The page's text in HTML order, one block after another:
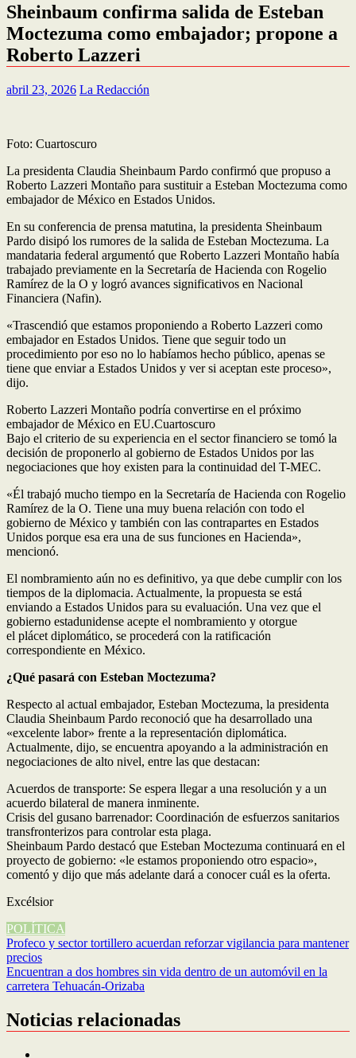
Sheinbaum confirma salida de Esteban
Moctezuma como embajador; propone a
Roberto Lazzeri
abril 23, 2026 La Redacción
Foto: Cuartoscuro
La presidenta Claudia Sheinbaum Pardo confirmó que propuso a
Roberto Lazzeri Montaño para sustituir a Esteban Moctezuma como
embajador de México en Estados Unidos.
En su conferencia de prensa matutina, la presidenta Sheinbaum
Pardo disipó los rumores de la salida de Esteban Moctezuma. La
mandataria federal argumentó que Roberto Lazzeri Montaño había
trabajado previamente en la Secretaría de Hacienda con Rogelio
Ramírez de la O y logró avances significativos en Nacional
Financiera (Nafin).
«Trascendió que estamos proponiendo a Roberto Lazzeri como
embajador en Estados Unidos. Tiene que seguir todo un
procedimiento por eso no lo habíamos hecho público, apenas se
tiene que enviar a Estados Unidos y ver si aceptan este proceso»,
dijo.
Roberto Lazzeri Montaño podría convertirse en el próximo
embajador de México en EU.Cuartoscuro
Bajo el criterio de su experiencia en el sector financiero se tomó la
decisión de proponerlo al gobierno de Estados Unidos por las
negociaciones que hoy existen para la continuidad del T-MEC.
«Él trabajó mucho tiempo en la Secretaría de Hacienda con Rogelio
Ramírez de la O. Tiene una muy buena relación con todo el
gobierno de México y también con las contrapartes en Estados
Unidos porque esa era una de sus funciones en Hacienda»,
mencionó.
El nombramiento aún no es definitivo, ya que debe cumplir con los
tiempos de la diplomacia. Actualmente, la propuesta se está
enviando a Estados Unidos para su evaluación. Una vez que el
gobierno estadunidense acepte el nombramiento y otorgue
el plácet diplomático, se procederá con la ratificación
correspondiente en México.
¿Qué pasará con Esteban Moctezuma?
Respecto al actual embajador, Esteban Moctezuma, la presidenta
Claudia Sheinbaum Pardo reconoció que ha desarrollado una
«excelente labor» frente a la representación diplomática.
Actualmente, dijo, se encuentra apoyando a la administración en
negociaciones de alto nivel, entre las que destacan:
Acuerdos de transporte: Se espera llegar a una resolución y a un
acuerdo bilateral de manera inminente.
Crisis del gusano barrenador: Coordinación de esfuerzos sanitarios
transfronterizos para controlar esta plaga.
Sheinbaum Pardo destacó que Esteban Moctezuma continuará en el
proyecto de gobierno: «le estamos proponiendo otro espacio»,
comentó y dijo que más adelante dará a conocer cuál es la oferta.
Excélsior
POLÍTICA
Navegación
de
entradas
Profeco y sector tortillero acuerdan reforzar vigilancia para mantener
precios
Encuentran a dos hombres sin vida dentro de un automóvil en la
carretera Tehuacán-Orizaba
Noticias relacionadas